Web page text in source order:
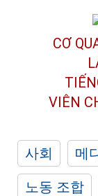
CƠ
VIÊN
사회 메
노동 조합